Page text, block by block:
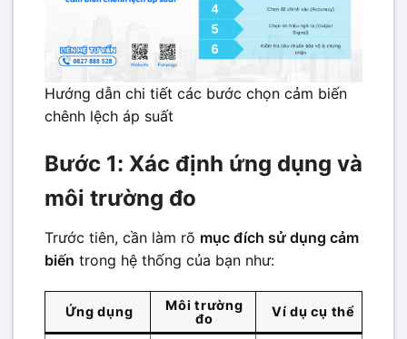
Hướng dẫn chi tiết các bước chọn cảm biến
chênh lệch áp suất
Bước 1: Xác định ứng dụng và
môi trường đo
Trước tiên, cần làm rõ mục đích sử dụng cảm
biến trong hệ thống của bạn như:
Ứng dụng
Môi trường
đo
Ví dụ cụ thể